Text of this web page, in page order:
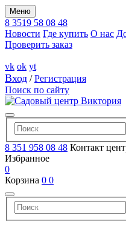
Меню
8 3519 58 08 48
Новости Где купить О нас
Проверить заказ
vk ok yt
Вход /Регистрация
Поиск по сайту
8 351 958 08 48 Контакт
Избранное
0
Корзина 0 0